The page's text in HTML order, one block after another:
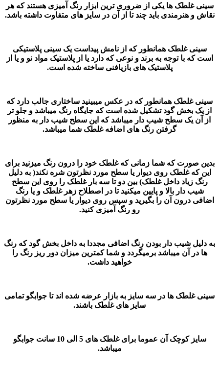
سینی غلطک ها یکی از ضروری ترین ابزار رنگ آمیزی هستند که هر
نقاش و هنرمندی باید چند تا از آن در سایز های متفاوت داشته باشد.
سینی غلطک همانطور که از نامش پیداست یک سینی پلاستیکی
است که با توجه به برند و نوعی که دارد یا از پلاستیک مواد نو و یا از
پلاستیک های بازیافنی ساخته شده است.
سینی غلطک همانطور که در عکس میبینید ساختاری جالب دارد که
از یک بخش گود تشکیل شده است که جایگاه رنگ میباشد و جلو تر
از آن یک سطح شیب دار میباشد که این سطح شیب دار به منظور
گرفتن رنگ های اضافه غلطک شما میباشد.
بدین صورت که شما زمانی که غلطک خود را درون رنگ میزنید برای
این که غلطک روی دیوار یا سطح مورد نظرتون شره نکند( به دلیل
رنگ زیاد داخل غلطک) بین دو تا سه بار غلطک را روی این سطح
شیب دار بالا و پایین میکنید تا در اصطلاح زهر غلطک و یا رنگ
اضافی درون آن را بگیرید و سپس روی دیوار یا سطح مورد نظرتون
رو رنگ آمیزی کنید.
به دلیل شیب دار بودن رنگ اضافی مجددا به داخل بخش گود که رنگ
ها در آن میباشد برمیگردد و شما کمترین میزان دور ریز رنگ را
خواهید داشت.
سینی غلطک ها در سه سایز به بازار عرضه شده اند تا جوابگو تمامی
سایز های غلطک باشند.
سایز کوچک آن عموما برای غلطک های 5 الی 10 سانت جوابگو
میباشد.